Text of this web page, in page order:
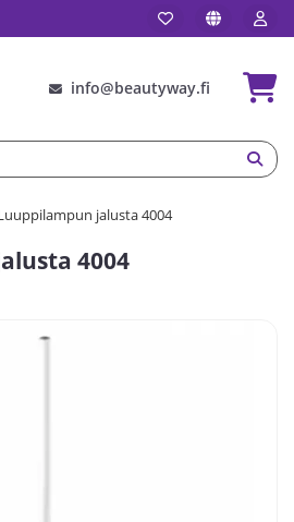
info@beautyway.fi
jalusta 4004
4004